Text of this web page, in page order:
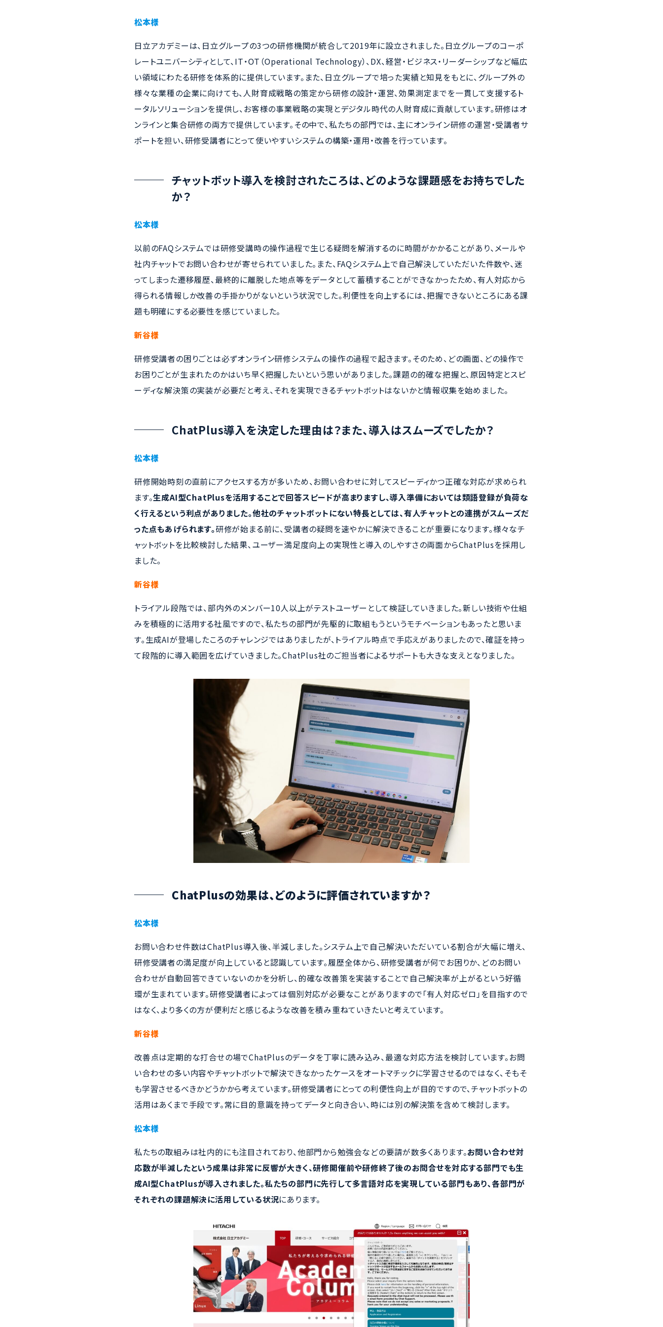
松本様
日立アカデミーは、日立グループの3つの研修機関が統合して2019年に設立されました。日立グループのコーポ
レートユニバーシティとして、IT・OT（Operational Technology）、DX、経営・ビジネス・リーダーシップなど幅広
い領域にわたる研修を体系的に提供しています。また、日立グループで培った実績と知見をもとに、グループ外の
様々な業種の企業に向けても、人財育成戦略の策定から研修の設計・運営、効果測定までを一貫して支援するト
ータルソリューションを提供し、お客様の事業戦略の実現とデジタル時代の人財育成に貢献しています。研修はオ
ンラインと集合研修の両方で提供しています。その中で、私たちの部門では、主にオンライン研修の運営・受講者サ
ポートを担い、研修受講者にとって使いやすいシステムの構築・運用・改善を行っています。
チャットボット導入を検討されたころは、どのような課題感をお持ちでした
か？
松本様
以前のFAQシステムでは研修受講時の操作過程で生じる疑問を解消するのに時間がかかることがあり、メールや
社内チャットでお問い合わせが寄せられていました。また、FAQシステム上で自己解決していただいた件数や、迷
ってしまった遷移履歴、最終的に離脱した地点等をデータとして蓄積することができなかったため、有人対応から
得られる情報しか改善の手掛かりがないという状況でした。利便性を向上するには、把握できないところにある課
題も明確にする必要性を感じていました。
新谷様
研修受講者の困りごとは必ずオンライン研修システムの操作の過程で起きます。そのため、どの画面、どの操作で
お困りごとが生まれたのかはいち早く把握したいという思いがありました。課題の的確な把握と、原因特定とスピ
ーディな解決策の実装が必要だと考え、それを実現できるチャットボットはないかと情報収集を始めました。
ChatPlus導入を決定した理由は？また、導入はスムーズでしたか？
松本様
研修開始時刻の直前にアクセスする方が多いため、お問い合わせに対してスピーディかつ正確な対応が求められ
ます。生成AI型ChatPlusを活用することで回答スピードが高まりますし、導入準備においては類語登録が負荷な
く行えるという利点がありました。他社のチャットボットにない特長としては、有人チャットとの連携がスムーズだ
った点もあげられます。研修が始まる前に、受講者の疑問を速やかに解決できることが重要になります。様々なチ
ャットボットを比較検討した結果、ユーザー満足度向上の実現性と導入のしやすさの両面からChatPlusを採用し
ました。
新谷様
トライアル段階では、部内外のメンバー10人以上がテストユーザーとして検証していきました。新しい技術や仕組
みを積極的に活用する社風ですので、私たちの部門が先駆的に取組もうというモチベーションもあったと思いま
す。生成AIが登場したころのチャレンジではありましたが、トライアル時点で手応えがありましたので、確証を持っ
て段階的に導入範囲を広げていきました。ChatPlus社のご担当者によるサポートも大きな支えとなりました。
ChatPlusの効果は、どのように評価されていますか？
松本様
お問い合わせ件数はChatPlus導入後、半減しました。システム上で自己解決いただいている割合が大幅に増え、
研修受講者の満足度が向上していると認識しています。履歴全体から、研修受講者が何でお困りか、どのお問い
合わせが自動回答できていないのかを分析し、的確な改善策を実装することで自己解決率が上がるという好循
環が生まれています。研修受講者によっては個別対応が必要なことがありますので「有人対応ゼロ」を目指すので
はなく、より多くの方が便利だと感じるような改善を積み重ねていきたいと考えています。
新谷様
改善点は定期的な打合せの場でChatPlusのデータを丁寧に読み込み、最適な対応方法を検討しています。お問
い合わせの多い内容やチャットボットで解決できなかったケースをオートマチックに学習させるのではなく、そもそ
も学習させるべきかどうかから考えています。研修受講者にとっての利便性向上が目的ですので、チャットボットの
活用はあくまで手段です。常に目的意識を持ってデータと向き合い、時には別の解決策を含めて検討します。
松本様
私たちの取組みは社内的にも注目されており、他部門から勉強会などの要請が数多くあります。お問い合わせ対
応数が半減したという成果は非常に反響が大きく、研修開催前や研修終了後のお問合せを対応する部門でも生
成AI型ChatPlusが導入されました。私たちの部門に先行して多言語対応を実現している部門もあり、各部門が
それぞれの課題解決に活用している状況にあります。